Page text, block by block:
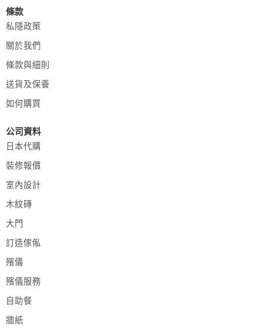
條款
私隱政策
關於我們
條款與細則
送貨及保養
如何購買
公司資料
日本代購
裝修報價
室內設計
木紋磚
大門
訂造傢俬
殯儀
殯儀服務
自助餐
牆紙